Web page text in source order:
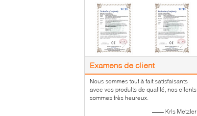
Examens de client
Nous sommes tout à fait satisfaisants
avec vos produits de qualité, nos clients
sommes très heureux.
—— Kris Metzler